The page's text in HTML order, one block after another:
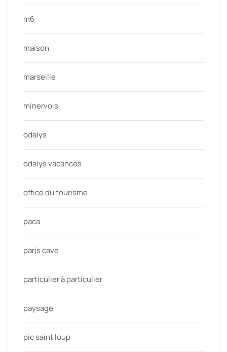
m6
maison
marseille
minervois
odalys
odalys vacances
office du tourisme
paca
paris cave
particulier à particulier
paysage
pic saint loup